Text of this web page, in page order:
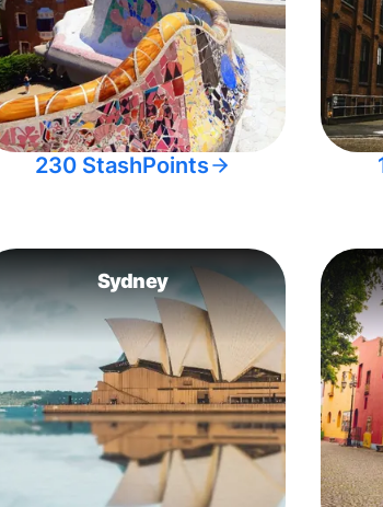
230 StashPoints
Sydney